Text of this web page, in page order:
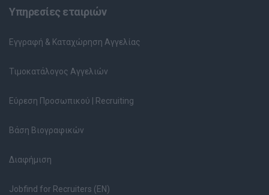
Υπηρεσίες εταιριών
Εγγραφή & Καταχώρηση Αγγελίας
Τιμοκατάλογος Αγγελιών
Εύρεση Προσωπικού | Recruiting
Βάση Βιογραφικών
Διαφήμιση
Jobfind for Recruiters (EN)